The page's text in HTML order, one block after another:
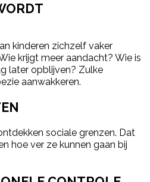
kinderen zichzelf vaker
krijgt meer aandacht? Wie is
later opblijven? Zulke
aanwakkeren.
sociale grenzen. Dat
hoe ver ze kunnen gaan bij